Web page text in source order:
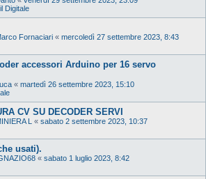
Digitale
Fornaciari « mercoledì 27 settembre 2023, 8:43
accessori Arduino per 16 servo
« martedì 26 settembre 2023, 15:10
CV SU DECODER SERVI
L « sabato 2 settembre 2023, 10:37
usati).
« sabato 1 luglio 2023, 8:42